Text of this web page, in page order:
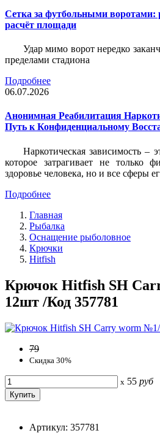
Сетка за футбольными воротами:
расчёт площади
Удар мимо ворот нередко
пределами стадиона
Подробнее
06.07.2026
Анонимная Реабилитация
Путь к Конфиденциальному
Наркотическая зависимость –
которое затрагивает не только
здоровье человека, но и все сферы
Подробнее
Главная
Рыбалка
Оснащение рыболовное
Крючки
Hitfish
Крючок Hitfish SH
12шт /Код 357781
79
Скидка 30%
x 55 руб
Артикул: 357781